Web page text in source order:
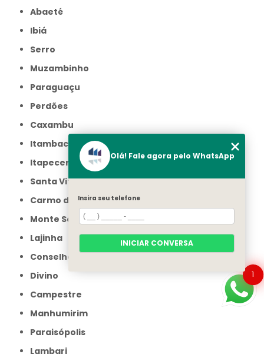
Abaeté
Ibiá
Serro
Muzambinho
Paraguaçu
Perdões
Caxambu
Itambacuri
Itapecerica
Santa Vitória
Carmo do Rio Claro
Monte Santo de Minas
Lajinha
Conselheiro Pena
Divino
Campestre
Manhumirim
Paraisópolis
Lambari
1
Olá! Fale agora pelo WhatsApp
Insira seu telefone
INICIAR CONVERSA